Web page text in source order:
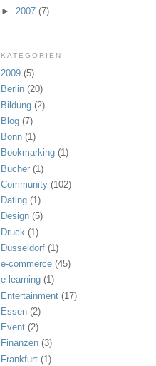
► 2007(7)
KATEGORIEN
2009 (5)
Berlin (20)
Bildung (2)
Blog (7)
Bonn (1)
Bookmarking (1)
Bücher (1)
Community (102)
Dating (1)
Design (5)
Druck (1)
Düsseldorf (1)
e-commerce (45)
e-learning (1)
Entertainment (17)
Essen (2)
Event (2)
Finanzen (3)
Frankfurt (1)